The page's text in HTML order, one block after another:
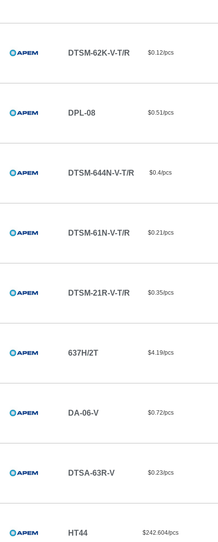
DTSM-62K-V-T/R $0.12/pcs
DPL-08 $0.51/pcs
DTSM-644N-V-T/R $0.4/pcs
DTSM-61N-V-T/R $0.21/pcs
DTSM-21R-V-T/R $0.35/pcs
637H/2T $4.19/pcs
DA-06-V $0.72/pcs
DTSA-63R-V $0.23/pcs
HT44 $242.604/pcs